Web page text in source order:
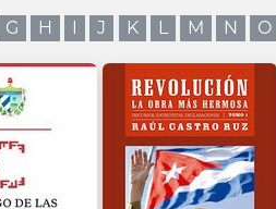
G H I J K L M N O